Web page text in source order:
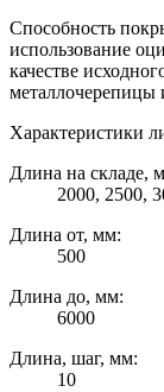
Способность
использование
качестве
металлочерепицы
Характеристики
Длина на складе,
2000, 2500,
Длина от, мм:
500
Длина до, мм:
6000
Длина, шаг, мм:
10